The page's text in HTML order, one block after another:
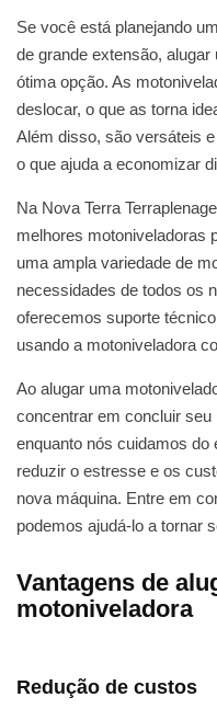
Se você está planejando
de grande extensão,
ótima opção. As
deslocar, o que as torna
Além disso, são versáteis
o que ajuda a economizar
Na Nova Terra
melhores motoniveladoras
uma ampla variedade de
necessidades de todos os
oferecemos suporte
usando a motoniveladora
Ao alugar uma
concentrar em concluir
enquanto nós cuidamos do
reduzir o estresse e os
nova máquina. Entre em
podemos ajudá-lo a tornar
Vantagens de
motoniveladora
Redução de custos